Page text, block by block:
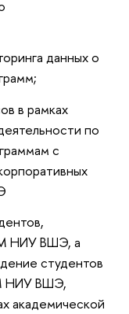
данных о
в рамках
по
с
НИУ ВШЭ, а
студентов
НИУ ВШЭ,
академической